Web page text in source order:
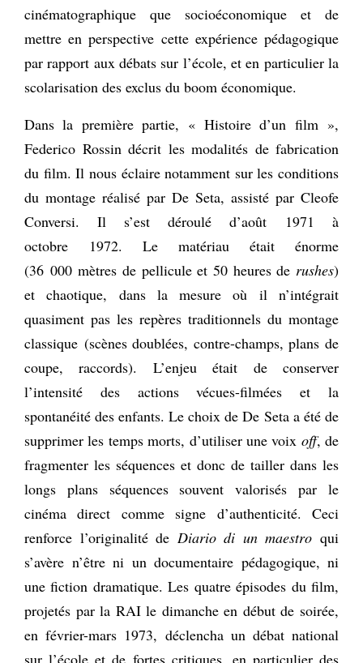
cinématographique que socioéconomique et de
mettre en perspective cette expérience pédagogique
par rapport aux débats sur l’école, et en particulier la
scolarisation des exclus du boom économique.
Dans la première partie, « Histoire d’un film »,
Federico Rossin décrit les modalités de fabrication
du film. Il nous éclaire notamment sur les conditions
du montage réalisé par De Seta, assisté par Cleofe
Conversi. Il s’est déroulé d’août 1971 à
octobre 1972. Le matériau était énorme
(36 000 mètres de pellicule et 50 heures de rushes)
et chaotique, dans la mesure où il n’intégrait
quasiment pas les repères traditionnels du montage
classique (scènes doublées, contre-champs, plans de
coupe, raccords). L’enjeu était de conserver
l’intensité des actions vécues-filmées et la
spontanéité des enfants. Le choix de De Seta a été de
supprimer les temps morts, d’utiliser une voix off, de
fragmenter les séquences et donc de tailler dans les
longs plans séquences souvent valorisés par le
cinéma direct comme signe d’authenticité. Ceci
renforce l’originalité de Diario di un maestroqui
s’avère n’être ni un documentaire pédagogique, ni
une fiction dramatique. Les quatre épisodes du film,
projetés par la RAI le dimanche en début de soirée,
en février-mars 1973, déclencha un débat national
sur l’école et de fortes critiques, en particulier des